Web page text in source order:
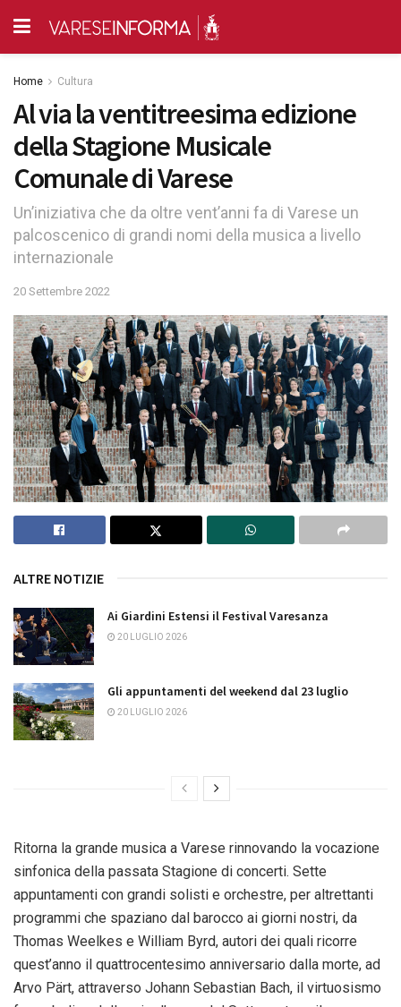
Home Cultura
Al via la ventitreesima edizione
della Stagione Musicale
Comunale di Varese
Un’iniziativa che da oltre vent’anni fa di Varese un
palcoscenico di grandi nomi della musica a livello
internazionale
20 Settembre 2022
ALTRE NOTIZIE
Ai Giardini Estensi il Festival Varesanza
20 LUGLIO 2026
Gli appuntamenti del weekend dal 23 luglio
20 LUGLIO 2026
Ritorna la grande musica a Varese rinnovando la vocazione
sinfonica della passata Stagione di concerti. Sette
appuntamenti con grandi solisti e orchestre, per altrettanti
programmi che spaziano dal barocco ai giorni nostri, da
Thomas Weelkes e William Byrd, autori dei quali ricorre
quest’anno il quattrocentesimo anniversario dalla morte, ad
Arvo Pärt, attraverso Johann Sebastian Bach, il virtuosismo